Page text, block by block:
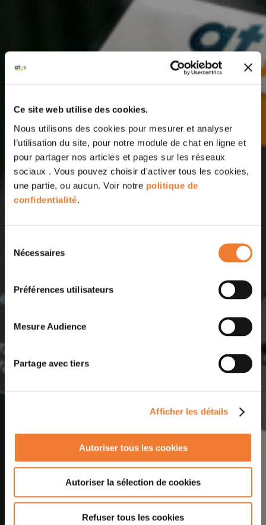
Ce site web utilise des cookies.
Nous utilisons des cookies pour mesurer et analyser
l’utilisation du site, pour notre module de chat en ligne et
pour partager nos articles et pages sur les réseaux
sociaux . Vous pouvez choisir d'activer tous les cookies,
une partie, ou aucun. Voir notre politique de
confidentialité.
Nécessaires
Préférences utilisateurs
Mesure Audience
Partage avec tiers
Afficher les détails
Autoriser tous les cookies
Autoriser la sélection de cookies
Refuser tous les cookies